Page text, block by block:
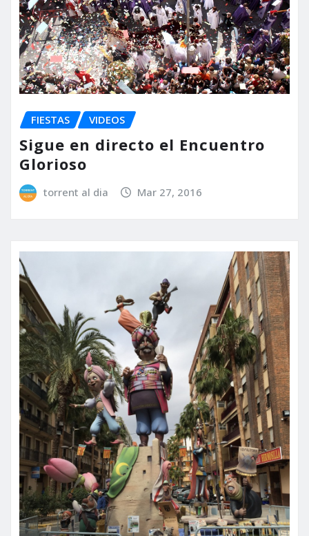
FIESTAS VIDEOS
Sigue en directo el Encuentro
Glorioso
torrent al dia Mar 27, 2016